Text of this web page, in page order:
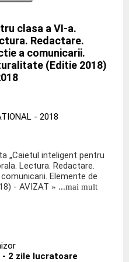
clasa a VI-a.
Redactare.
a comunicarii.
(Editie 2018)
- 2018
„Caietul inteligent pentru
Lectura. Redactare.
Elemente de
- AVIZAT » ...mai mult
2 zile lucratoare